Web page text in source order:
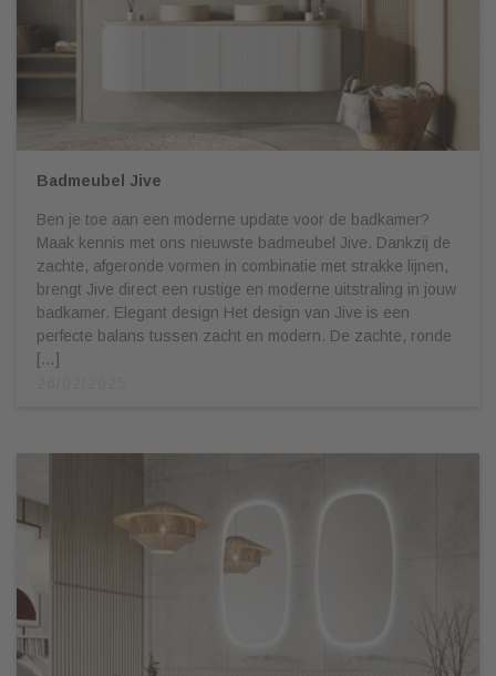
Badmeubel Jive
Ben je toe aan een moderne update voor de badkamer?
Maak kennis met ons nieuwste badmeubel Jive. Dankzij de
zachte, afgeronde vormen in combinatie met strakke lijnen,
brengt Jive direct een rustige en moderne uitstraling in jouw
badkamer. Elegant design Het design van Jive is een
perfecte balans tussen zacht en modern. De zachte, ronde
[…]